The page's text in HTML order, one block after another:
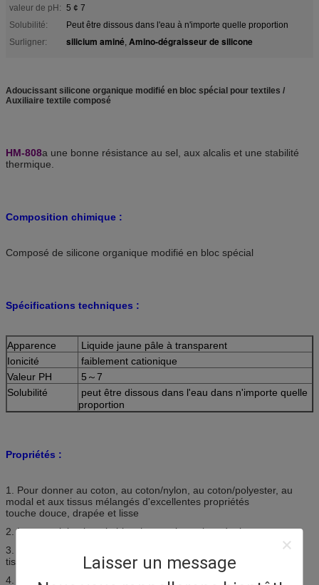
Laisser un message
valeur de pH: 5 ¢ 7
Solubilité:
Peut être dissous dans l'eau à n'importe quelle proportion
Surligner:
silicium aminé, Amino-dégraisseur de silicone
Adoucissant silicone organique modifié en bloc spécial pour textiles /
Auxiliaire textile composé
HM-808a une bonne résistance au sel, aux alcalis et une stabilité
thermique.
Composition chimique :
Composé de silicone organique modifié en bloc spécial
Spécifications techniques :
Apparence
Liquide jaune pâle à transparent
Ionicité
faiblement cationique
Valeur PH
5～7
Solubilité
peut être dissous dans l'eau dans n'importe quelle
proportion
Propriétés :
1. Pour donner au coton, au coton/nylon, au coton/polyester, au
modal et aux tissus mélangés d'excellentes propriétés
touche douce, drapée et lisse
2. Impact minimal sur la blancheur et la couleur du tissu
3. Améliorer l'hydrophilie, la perméabilité et la compatibilité des
tissus
4. Avec la résistance aux électrolytes et une bonne stabilité